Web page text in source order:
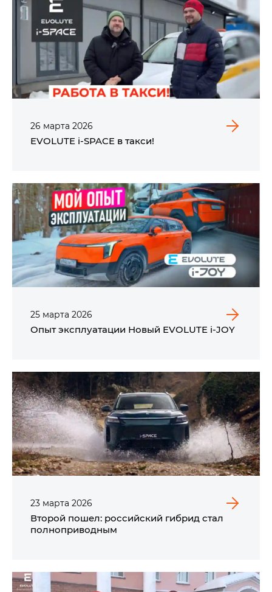
26 марта 2026
EVOLUTE i‑SPACE в такси!
25 марта 2026
Опыт эксплуатации Новый EVOLUTE i‑JOY
23 марта 2026
Второй пошел: российский гибрид стал
полноприводным